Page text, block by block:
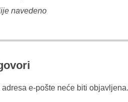
navedeno
adresa e-pošte neće biti objavljena.